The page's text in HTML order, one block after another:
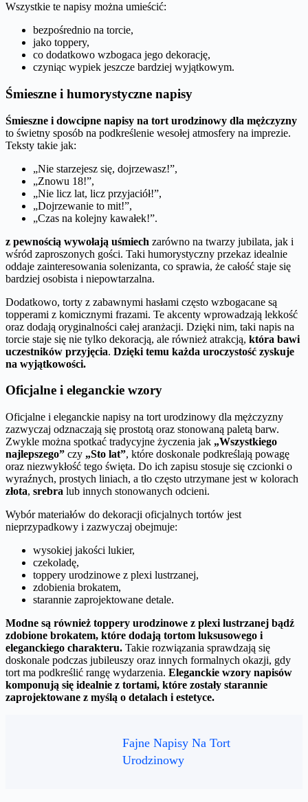
Wszystkie te napisy można umieścić:
bezpośrednio na torcie,
jako toppery,
co dodatkowo wzbogaca jego dekorację,
czyniąc wypiek jeszcze bardziej wyjątkowym.
Śmieszne i humorystyczne napisy
Śmieszne i dowcipne napisy na tort urodzinowy dla mężczyzny
to świetny sposób na podkreślenie wesołej atmosfery na imprezie.
Teksty takie jak:
„Nie starzejesz się, dojrzewasz!”,
„Znowu 18!”,
„Nie licz lat, licz przyjaciół!”,
„Dojrzewanie to mit!”,
„Czas na kolejny kawałek!”.
z pewnością wywołają uśmiech zarówno na twarzy jubilata, jak i
wśród zaproszonych gości. Taki humorystyczny przekaz idealnie
oddaje zainteresowania solenizanta, co sprawia, że całość staje się
bardziej osobista i niepowtarzalna.
Dodatkowo, torty z zabawnymi hasłami często wzbogacane są
topperami z komicznymi frazami. Te akcenty wprowadzają lekkość
oraz dodają oryginalności całej aranżacji. Dzięki nim, taki napis na
torcie staje się nie tylko dekoracją, ale również atrakcją, która bawi
uczestników przyjęcia. Dzięki temu każda uroczystość zyskuje
na wyjątkowości.
Oficjalne i eleganckie wzory
Oficjalne i eleganckie napisy na tort urodzinowy dla mężczyzny
zazwyczaj odznaczają się prostotą oraz stonowaną paletą barw.
Zwykle można spotkać tradycyjne życzenia jak „Wszystkiego
najlepszego” czy „Sto lat”, które doskonale podkreślają powagę
oraz niezwykłość tego święta. Do ich zapisu stosuje się czcionki o
wyraźnych, prostych liniach, a tło często utrzymane jest w kolorach
złota, srebra lub innych stonowanych odcieni.
Wybór materiałów do dekoracji oficjalnych tortów jest
nieprzypadkowy i zazwyczaj obejmuje:
wysokiej jakości lukier,
czekoladę,
toppery urodzinowe z plexi lustrzanej,
zdobienia brokatem,
starannie zaprojektowane detale.
Modne są również toppery urodzinowe z plexi lustrzanej bądź
zdobione brokatem, które dodają tortom luksusowego i
eleganckiego charakteru. Takie rozwiązania sprawdzają się
doskonale podczas jubileuszy oraz innych formalnych okazji, gdy
tort ma podkreślić rangę wydarzenia. Eleganckie wzory napisów
komponują się idealnie z tortami, które zostały starannie
zaprojektowane z myślą o detalach i estetyce.
Fajne Napisy Na Tort
Urodzinowy